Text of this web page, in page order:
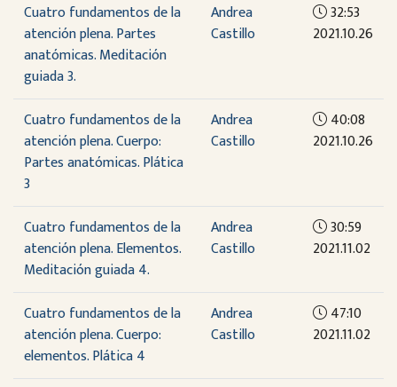
Cuatro fundamentos de la
atención plena. Partes
anatómicas. Meditación
guiada 3.
Andrea
Castillo
32:53
2021.10.26
Cuatro fundamentos de la
atención plena. Cuerpo:
Partes anatómicas. Plática
3
Andrea
Castillo
40:08
2021.10.26
Cuatro fundamentos de la
atención plena. Elementos.
Meditación guiada 4.
Andrea
Castillo
30:59
2021.11.02
Cuatro fundamentos de la
atención plena. Cuerpo:
elementos. Plática 4
Andrea
Castillo
47:10
2021.11.02